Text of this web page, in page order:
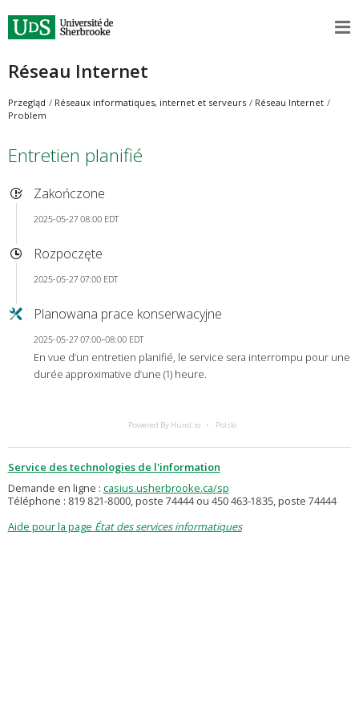
Réseau Internet
Przegląd Réseaux informatiques, internet et serveurs
Réseau Internet
Problem
Entretien planifié
Zakończone
2025-05-27 08:00 EDT
Rozpoczęte
2025-05-27 07:00 EDT
Planowana prace konserwacyjne
2025-05-27 07:00–08:00 EDT
En vue d’un entretien planifié, le service sera interrompu pour une
durée approximative d’une (1) heure.
Powered By Hund.io Polski
Service des technologies de l'information
Demande en ligne : casius.usherbrooke.ca/sp
Téléphone : 819 821-8000, poste 74444 ou 450 463-1835, poste 74444
Aide pour la page État des services informatiques